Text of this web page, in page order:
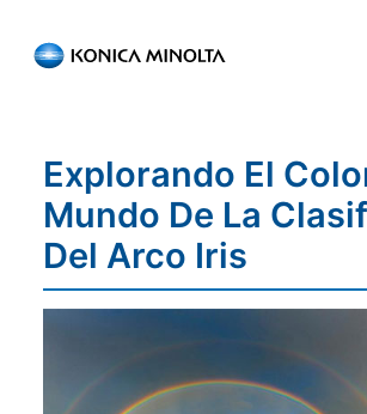
ENGLISH ESPAÑOL
INICIO
PRODUCTOS
SERVICIOS
RECURSOS
Explorando El
Mundo De La
Del Arco Iris